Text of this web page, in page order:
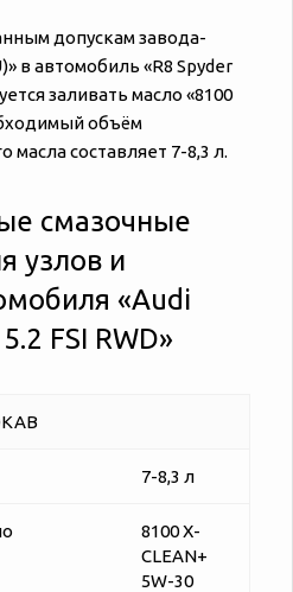
допускам завода-
в автомобиль «‎‎R8 Spyder
заливать масло «8100
объём
масла составляет 7-8,3 л.
смазочные
узлов и
«‎‎Audi
FSI RWD»
7-8,3 л
8100 X-
CLEAN+
5W-30